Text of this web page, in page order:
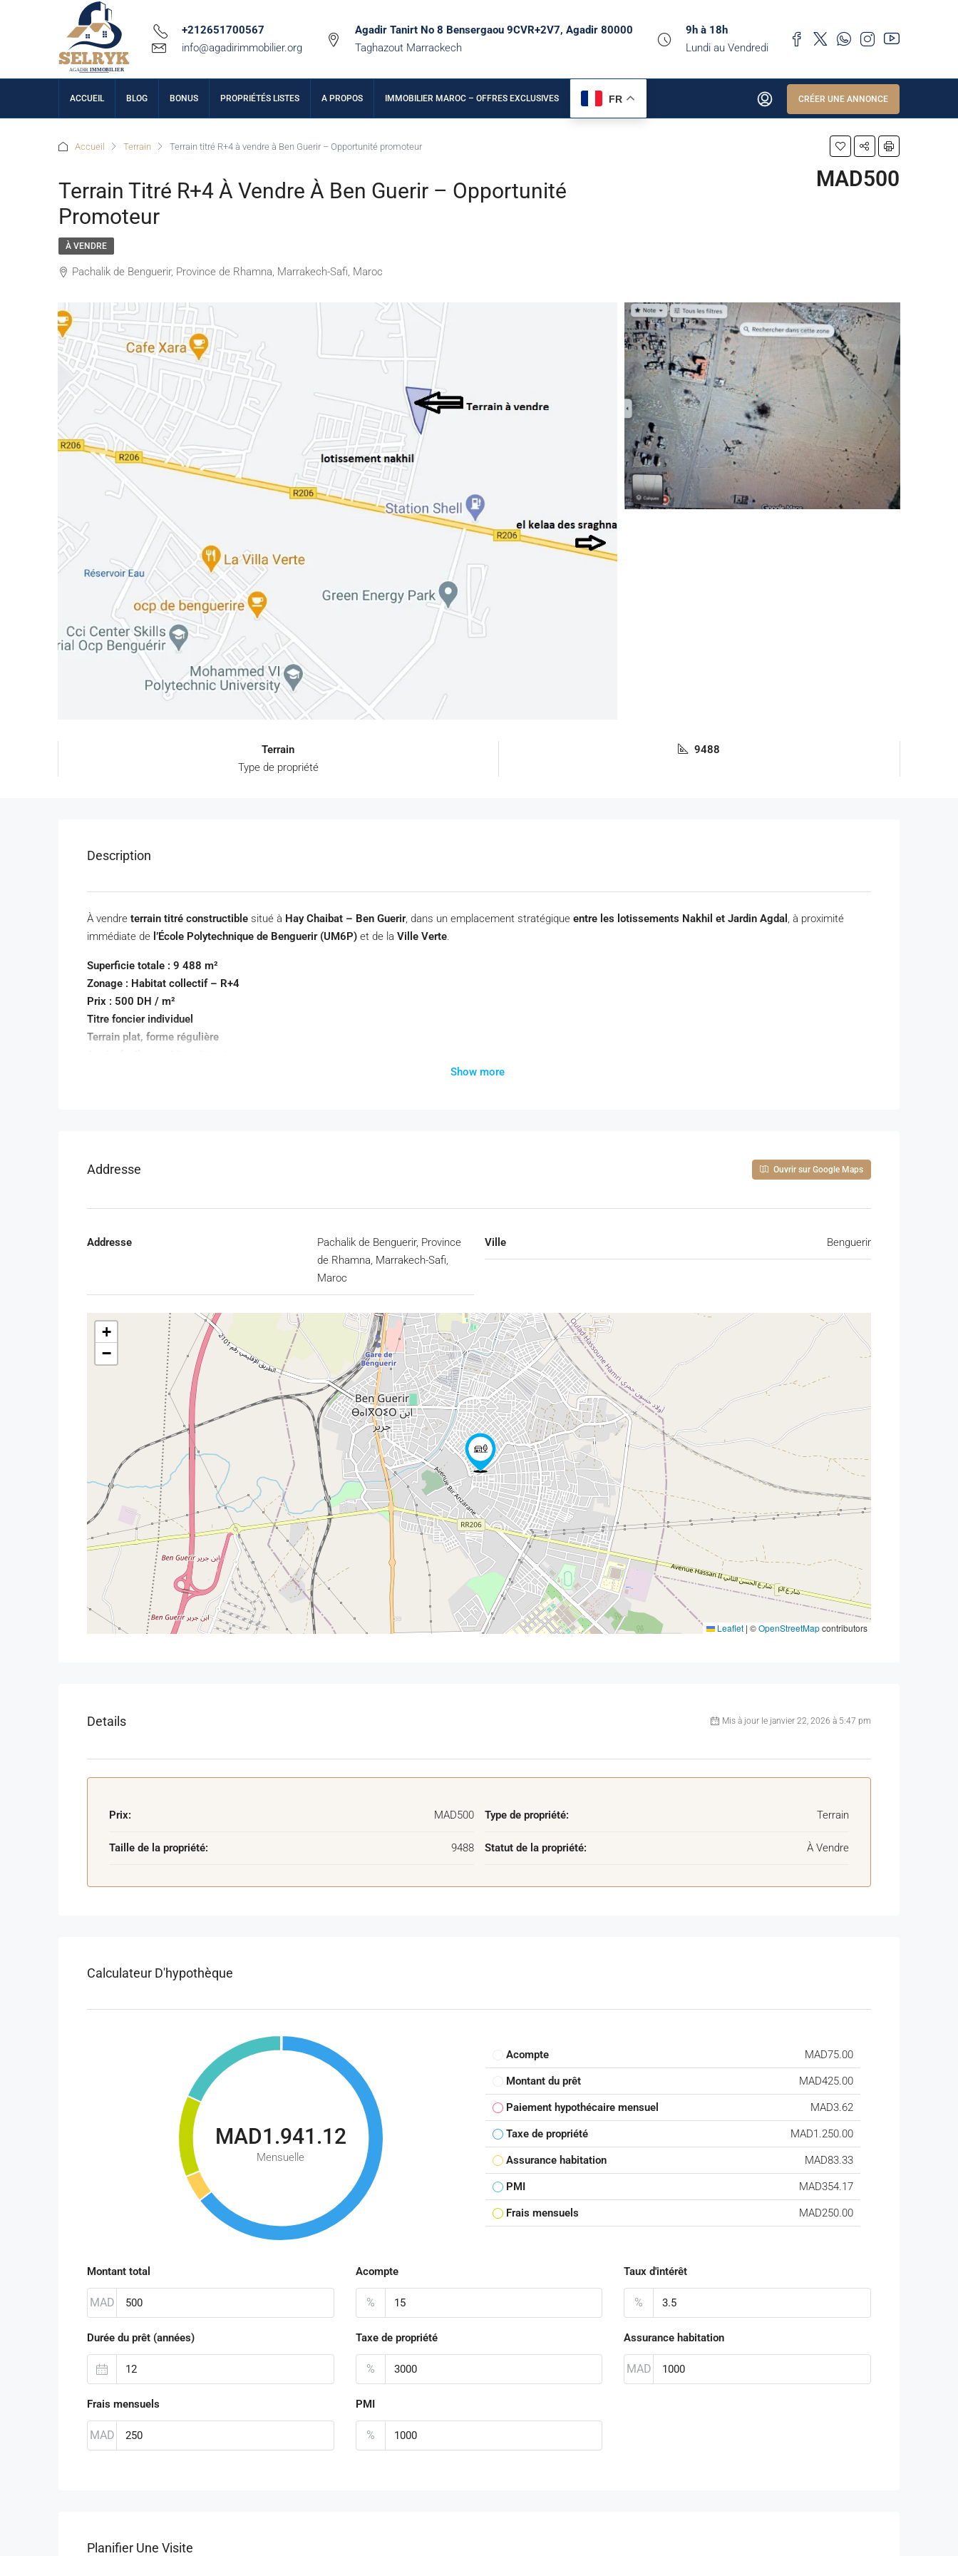
+212651700567
info@agadirimmobilier.org
Agadir Tanirt No 8 Bensergaou 9CVR+2V7, Agadir 80000
Taghazout Marrackech
9h à 18h
Lundi au Vendredi
ACCUEIL BLOG BONUS PROPRIÉTÉS LISTES A PROPOS IMMOBILIER MAROC – OFFRES EXCLUSIVES FR CRÉER UNE ANNONCE
Accueil Terrain Terrain titré R+4 à vendre à Ben Guerir – Opportunité promoteur
Terrain Titré R+4 À Vendre À Ben Guerir – Opportunité
Promoteur
MAD500
À VENDRE
Pachalik de Benguerir, Province de Rhamna, Marrakech-Safi, Maroc
Terrain
Type de propriété
9488
Description
À vendre terrain titré constructible situé à Hay Chaibat – Ben Guerir, dans un emplacement stratégique entre les lotissements Nakhil et Jardin Agdal , à proximité
immédiate de l’École Polytechnique de Benguerir (UM6P) et de la Ville Verte.
Superficie totale : 9 488 m²
Zonage : Habitat collectif – R+4
Prix : 500 DH / m²
Titre foncier individuel
Terrain plat, forme régulière
Entre
Idéal pour
Promoteur immobilier • Investisseur • Projet résidentiel collectif • Logements étudiants • Immeuble locatif
Pour plus d’informations, plans ou visite sur site, merci de nous contacter.
Tel. 212 6 51 70 05 67
terrain à vendre Ben Guerir
terrain R+4 Ben Guerir
terrain promoteur Ben Guerir
terrain titré Benguerir
terrain habitat collectif Maroc
investissement immobilier Ben Guerir
terrain proche UM6P Benguerir
terrain Hay Chaibat Ben Guerir
Show more
Addresse Ouvrir sur Google Maps
Addresse
Pachalik de Benguerir, Province
de Rhamna, Marrakech-Safi,
Maroc
Ville Benguerir
+
−
Leaflet | ©OpenStreetMapcontributors
Details Mis à jour le janvier 22, 2026 à 5:47 pm
Prix: MAD500
Taille de la propriété: 9488
Type de propriété: Terrain
Statut de la propriété: À Vendre
Calculateur D'hypothèque
MAD1.941.12
Mensuelle
Acompte MAD75.00
Montant du prêt MAD425.00
Paiement hypothécaire mensuel MAD3.62
Taxe de propriété MAD1.250.00
Assurance habitation MAD83.33
PMI MAD354.17
Frais mensuels MAD250.00
Montant total
MAD
Acompte
%
Taux d'intérêt
%
Durée du prêt (années) Taxe de propriété
%
Assurance habitation
MAD
Frais mensuels
MAD
PMI
%
Planifier Une Visite